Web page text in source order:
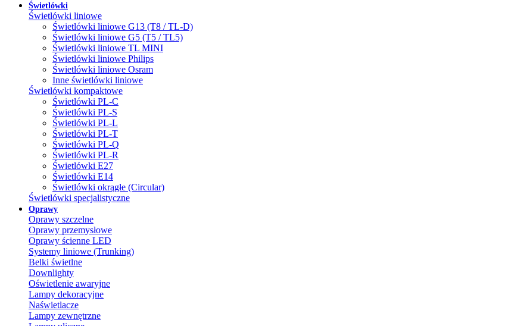
Świetlówki
Świetlówki liniowe
Świetlówki liniowe G13 (T8 / TL-D)
Świetlówki liniowe G5 (T5 / TL5)
Świetlówki liniowe TL MINI
Świetlówki liniowe Philips
Świetlówki liniowe Osram
Inne świetlówki liniowe
Świetlówki kompaktowe
Świetlówki PL-C
Świetlówki PL-S
Świetlówki PL-L
Świetlówki PL-T
Świetlówki PL-Q
Świetlówki PL-R
Świetlówki E27
Świetlówki E14
Świetlówki okrągłe (Circular)
Świetlówki specjalistyczne
Oprawy
Oprawy szczelne
Oprawy przemysłowe
Oprawy ścienne LED
Systemy liniowe (Trunking)
Belki świetlne
Downlighty
Oświetlenie awaryjne
Lampy dekoracyjne
Naświetlacze
Lampy zewnętrzne